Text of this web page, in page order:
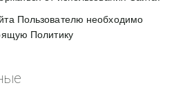
Пользователю необходимо
Политику